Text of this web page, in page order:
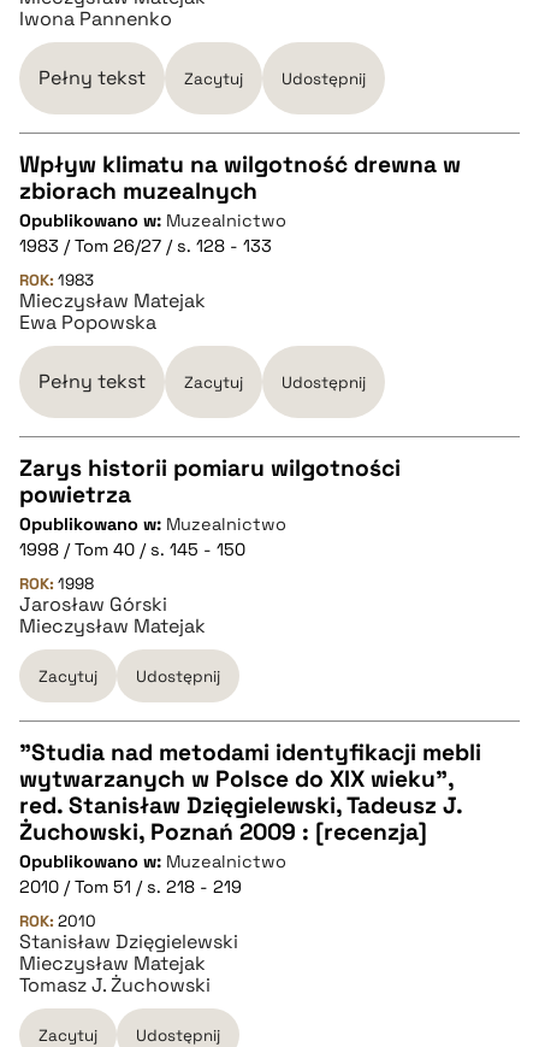
BIBTEX
pobierz cytat
Iwona Pannenko
Pełny tekst Zacytuj Udostępnij
CZYSTY TEKST
pobierz cytat
BIBTEX
pobierz cytat
Wpływ klimatu na wilgotność drewna w
zbiorach muzealnych
Opublikowano w: Muzealnictwo
1983 / Tom 26/27 / s. 128 - 133
ROK: 1983
Mieczysław Matejak
Ewa Popowska
Pełny tekst Zacytuj Udostępnij
CZYSTY TEKST
pobierz cytat
BIBTEX
pobierz cytat
Zarys historii pomiaru wilgotności
powietrza
Opublikowano w: Muzealnictwo
1998 / Tom 40 / s. 145 - 150
ROK: 1998
Jarosław Górski
Mieczysław Matejak
Zacytuj Udostępnij
CZYSTY TEKST
pobierz cytat
BIBTEX
pobierz cytat
"Studia nad metodami identyfikacji mebli
wytwarzanych w Polsce do XIX wieku",
red. Stanisław Dzięgielewski, Tadeusz J.
Żuchowski, Poznań 2009 : [recenzja]
Opublikowano w: Muzealnictwo
2010 / Tom 51 / s. 218 - 219
ROK: 2010
Stanisław Dzięgielewski
Mieczysław Matejak
Tomasz J. Żuchowski
Zacytuj Udostępnij